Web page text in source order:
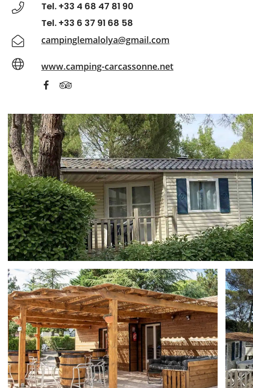
Tel. +33 4 68 47 81 90
Tel. +33 6 37 91 68 58
campinglemalolya@gmail.com
www.camping-carcassonne.net